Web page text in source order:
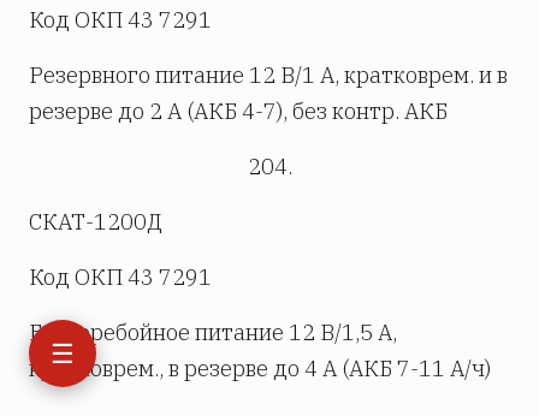
☰
Код ОКП 43 7291
Резервного питание 12 В/1 А, кратковрем. и в
резерве до 2 А (АКБ 4-7), без контр. АКБ
204.
СКАТ-1200Д
Код ОКП 43 7291
Бесперебойное питание 12 В/1,5 А,
кратковрем., в резерве до 4 А (АКБ 7-11 А/ч)